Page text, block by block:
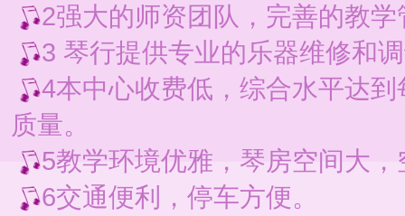
2强大的师资团队，完善的教
3 琴行提供专业的乐器维修和
4本中心收费低，综合水平达
质量。
5教学环境优雅，琴房空间大，
6交通便利，停车方便。